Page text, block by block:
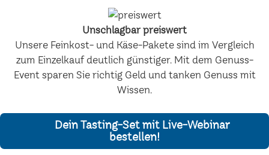
Unschlagbar preiswert
Unsere Feinkost- und Käse-Pakete sind im Vergleich
zum Einzelkauf deutlich günstiger. Mit dem Genuss-
Event sparen Sie richtig Geld und tanken Genuss mit
Wissen.
Dein Tasting-Set mit Live-Webinar
bestellen!